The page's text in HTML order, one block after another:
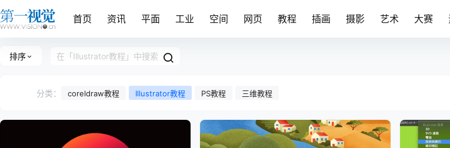
首页 资讯 平面 工业 空间 网页 教程 插画 摄影 艺术 大赛
排序
分类： coreldraw教程 Illustrator教程 PS教程 三维教程